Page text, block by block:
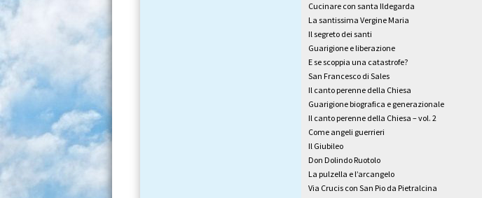
Cucinare con santa Ildegarda
La santissima Vergine Maria
Il segreto dei santi
Guarigione e liberazione
E se scoppia una catastrofe?
San Francesco di Sales
Il canto perenne della Chiesa
Guarigione biografica e generazionale
Il canto perenne della Chiesa – vol. 2
Come angeli guerrieri
Il Giubileo
Don Dolindo Ruotolo
La pulzella e l’arcangelo
Via Crucis con San Pio da Pietralcina